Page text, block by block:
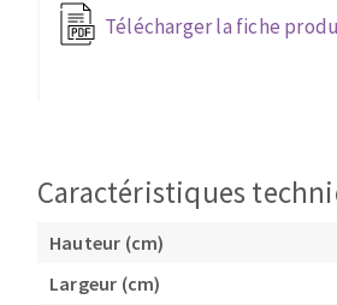
Télécharger la fiche
Caractéristiques
Hauteur (cm)
Largeur (cm)